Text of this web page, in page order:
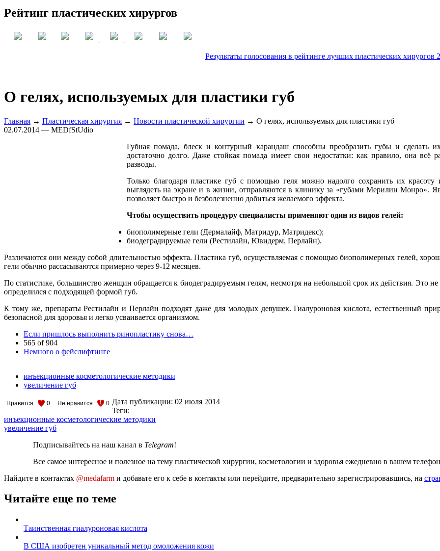
Рейтинг пластических хирургов
Результаты голосования в рейтинге лучших пластических хирургов
О гелях, используемых для пластики губ
Главная → Пластическая хирургия → Новости пластической хирургии → О гелях, используемых для пластики губ
02.07.2014 — MEDfStUdio
Губная помада, блеск и контурный карандаш способны преобразить губы и сделать
достаточно долго. Даже стойкая помада имеет свои недостатки: как правило, она всё
разводы.
Только благодаря пластике губ с помощью геля можно надолго сохранить их
выглядеть на экране и в жизни, отправляются в клинику за «губами Мерилин Монро».
позволяет быстро и безболезненно добиться желаемого эффекта.
Чтобы осуществить процедуру специалисты применяют один из видов гелей:
биополимерные гели (Дермалайф, Матридур, Матридекс);
биодеградируемые гели (Рестилайн, Ювидерм, Перлайн).
Различаются они между собой длительностью эффекта. Пластика губ, осуществляемая с помощью биополимерных гелей,
гели обычно рассасываются примерно через 9-12 месяцев.
По статистике, большинство женщин обращается к биодеградируемым гелям, несмотря на небольшой срок их действия. Это
определился с подходящей формой губ.
К тому же, препараты Рестилайн и Перлайн подходят даже для молодых девушек. Гиалуроновая кислота, естественный
безопасной для здоровья и легко усваивается организмом.
Если пришлось выполнить ринопластику снова…
565 of 904
Немного о фейслифтинге
инъекционные косметологические методики
увеличение губ
Нравится 0 Не нравится 0 Дата публикации: 02 июля 2014
Теги:
инъекционные косметологические методики
увеличение губ
Подписывайтесь на наш канал в Telegram!
Все самое интересное и полезное на тему пластической хирургии, косметологии и здоровья ежедневно в вашем
Найдите в контактах @medafarm и добавьте его к себе в контакты или перейдите, предварительно зарегистрировавшись, на
Читайте еще по теме
Таинственная гиалуроновая кислота
В США изобретен уникальный метод омоложения кожи